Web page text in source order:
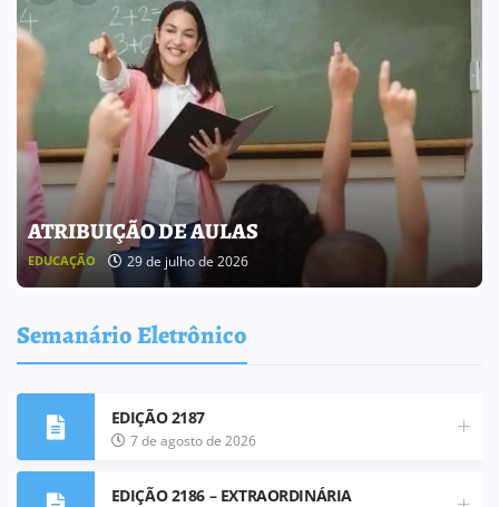
ATRIBUIÇÃO DE AULAS
EDUCAÇÃO 29 de julho de 2026
Semanário Eletrônico
EDIÇÃO 2187
7 de agosto de 2026
EDIÇÃO 2186 – EXTRAORDINÁRIA